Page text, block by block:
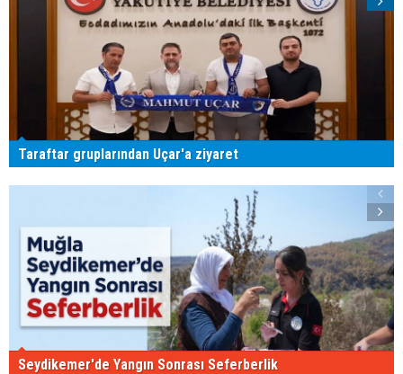
Taraftar gruplarından Uçar'a ziyaret
Seydikemer'de Yangın Sonrası Seferberlik